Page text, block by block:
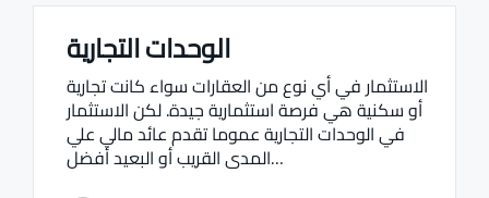
Real estate Estate ville
الوحدات التجارية
الاستثمار في أي نوع من العقارات سواء كانت تجارية
أو سكنية هي فرصة استثمارية جيدة. لكن الاستثمار
في الوحدات التجارية عموما تقدم عائد مالي علي
المدى القريب أو البعيد أفضل…